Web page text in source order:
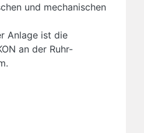
und mechanischen
Anlage ist die
an der Ruhr-